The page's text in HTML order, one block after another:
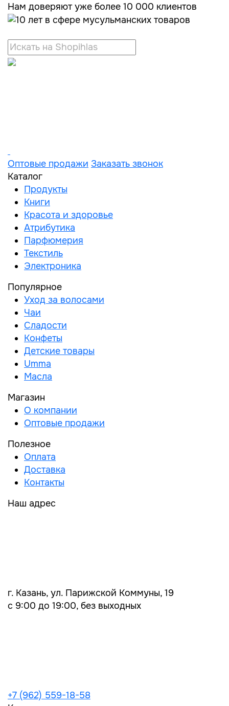
Нам доверяют уже более 10 000 клиентов
Оптовые продажи Заказать звонок
Каталог
Продукты
Книги
Красота и здоровье
Атрибутика
Парфюмерия
Текстиль
Электроника
Популярное
Уход за волосами
Чаи
Сладости
Конфеты
Детские товары
Umma
Масла
Магазин
О компании
Оптовые продажи
Полезное
Оплата
Доставка
Контакты
Наш адрес
г. Казань, ул. Парижской Коммуны, 19
с 9:00 до 19:00, без выходных
+7 (962) 559-18-58